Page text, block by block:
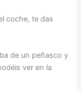
coche, te das
de un peñasco y
ver en la